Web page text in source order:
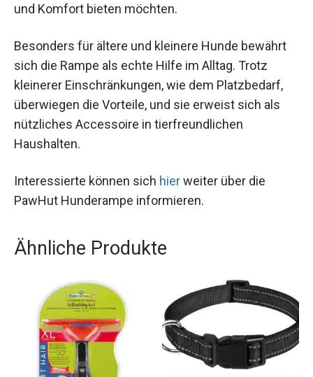
und Komfort bieten möchten.
Besonders für ältere und kleinere Hunde bewährt
sich die Rampe als echte Hilfe im Alltag. Trotz
kleinerer Einschränkungen, wie dem Platzbedarf,
überwiegen die Vorteile, und sie erweist sich als
nützliches Accessoire in tierfreundlichen
Haushalten.
Interessierte können sich hierweiter über die
PawHut Hunderampe informieren.
Ähnliche Produkte